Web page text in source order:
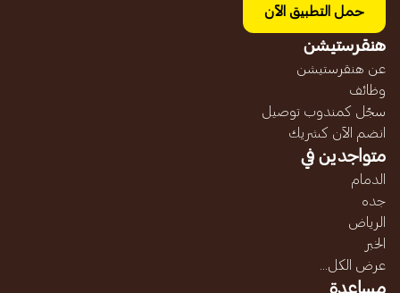
حمل التطبيق الآن
هنقرستيشن
عن هنقرستيشن
وظائف
سجّل كمندوب توصيل
انضم الآن كشريك
متواجدين في
الدمام
جده
الرياض
الخبر
عرض الكل...
مساعدة